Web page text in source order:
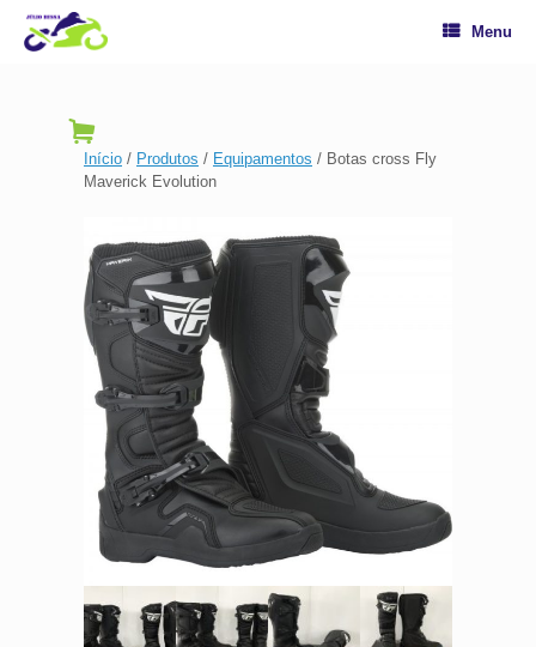
Menu
Início / Produtos / Equipamentos / Botas cross Fly
Maverick Evolution